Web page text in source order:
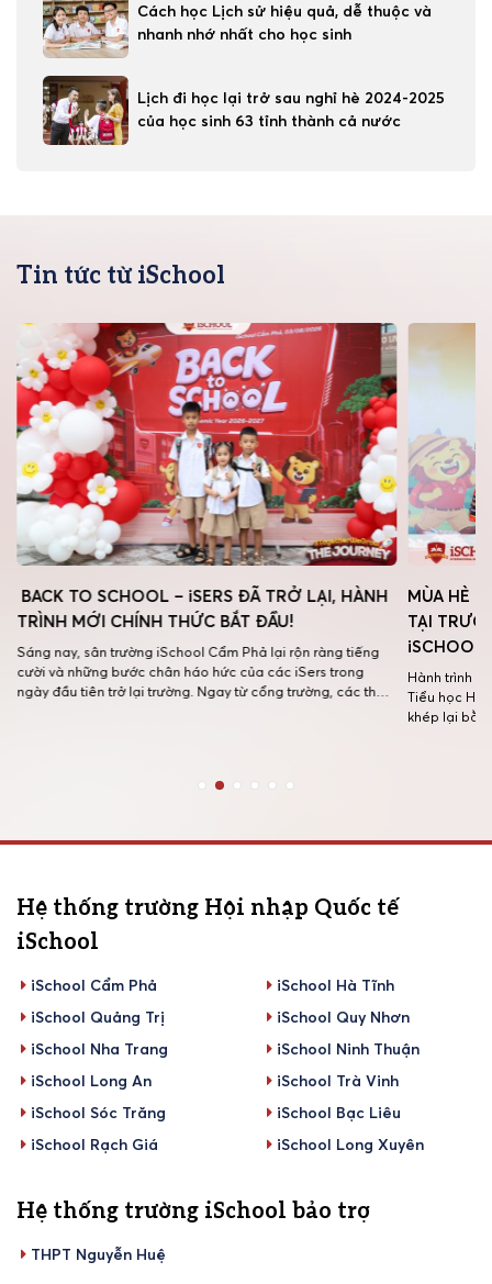
Cách học Lịch sử hiệu quả, dễ thuộc và
nhanh nhớ nhất cho học sinh
Lịch đi học lại trở sau nghỉ hè 2024-2025
của học sinh 63 tỉnh thành cả nước
Tin tức từ iSchool
BACK TO SCHOOL – iSERS ĐÃ TRỞ LẠI, HÀNH
TRÌNH MỚI CHÍNH THỨC BẮT ĐẦU!
Sáng nay, sân trường iSchool Cẩm Phả lại rộn ràng tiếng
cười và những bước chân háo hức của các iSers trong
ngày đầu tiên trở lại trường. Ngay từ cổng trường, các thầy
MÙA HÈ
TẠI
iSCHOOL
Hành trình
Tiểu học
khép lại
Hệ thống trường Hội nhập Quốc tế
iSchool
iSchool Cẩm Phả
iSchool Hà Tĩnh
iSchool Quảng Trị
iSchool Quy Nhơn
iSchool Nha Trang
iSchool Ninh Thuận
iSchool Long An
iSchool Trà Vinh
iSchool Sóc Trăng
iSchool Bạc Liêu
iSchool Rạch Giá
iSchool Long Xuyên
Hệ thống trường iSchool bảo trợ
THPT Nguyễn Huệ